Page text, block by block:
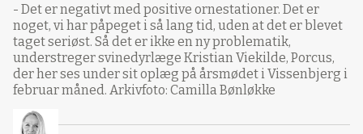
- Det er negativt med positive ornestationer. Det er
noget, vi har påpeget i så lang tid, uden at det er blevet
taget seriøst. Så det er ikke en ny problematik,
understreger svinedyrlæge Kristian Viekilde, Porcus,
der her ses under sit oplæg på årsmødet i Vissenbjerg i
februar måned. Arkivfoto: Camilla Bønløkke